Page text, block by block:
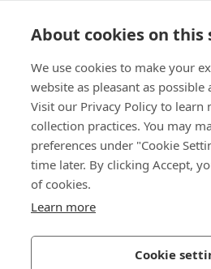
About cookies on this
We use cookies to make your
website as pleasant as
Visit our Privacy Policy to learn
collection practices. You may
preferences under "Cookie
time later. By clicking Accept,
of cookies.
Learn more
Cookie
关于我们
联系我们
china@bossard.com